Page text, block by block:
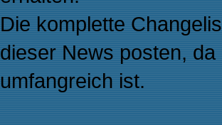
Die komplette
dieser News posten,
umfangreich ist.